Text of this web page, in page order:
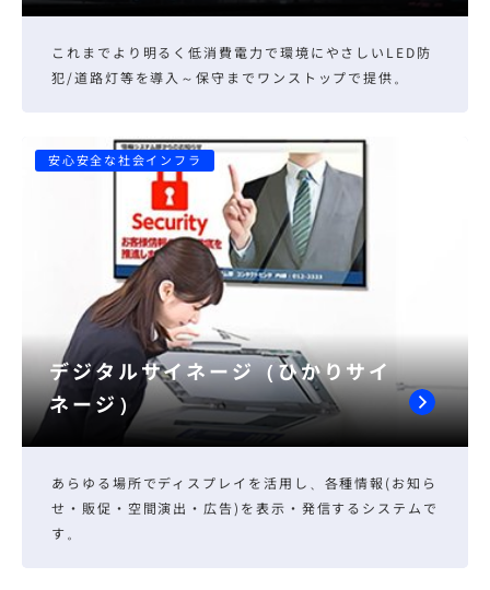
これまでより明るく低消費電力で環境にやさしいLED防
犯/道路灯等を導入～保守までワンストップで提供。
安心安全な社会インフラ
デジタルサイネージ（ひかりサイ
ネージ）
あらゆる場所でディスプレイを活用し、各種情報(お知ら
せ・販促・空間演出・広告)を表示・発信するシステムで
す。